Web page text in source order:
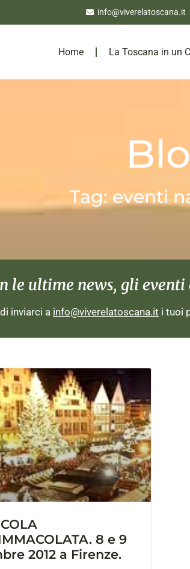
info@viverelatoscana.it
Home La Toscana in un
Tag: eventi
le ultime news, gli eventi
inviarci a info@viverelatoscana.it i tuoi
8 e 9
2012 a Firenze.